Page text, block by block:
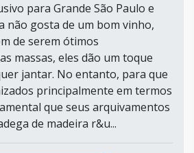
para Grande São Paulo e
não gosta de um bom vinho,
de serem ótimos
massas, eles dão um toque
jantar. No entanto, para que
principalmente em termos
que seus arquivamentos
de madeira r&u...